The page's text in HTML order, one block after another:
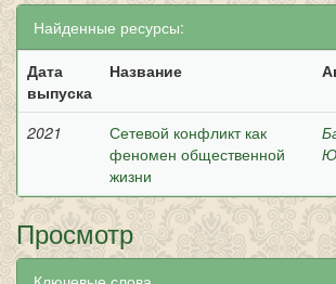
Найденные ресурсы:
Дата
выпуска
Название
2021
Сетевой конфликт как
феномен общественной
жизни
Просмотр